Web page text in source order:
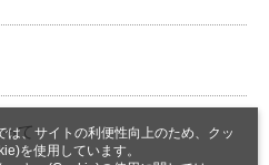
は、サイトの利便性向上のため、クッ
を使用しています。
て